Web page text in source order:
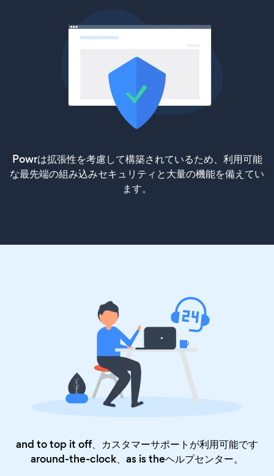
Powrは拡張性を考慮して構築されているため、利用可能
な最先端の組み込みセキュリティと大量の機能を備えてい
ます。
and to top it off、カスタマーサポートが利用可能です
around-the-clock、as is theヘルプセンター。